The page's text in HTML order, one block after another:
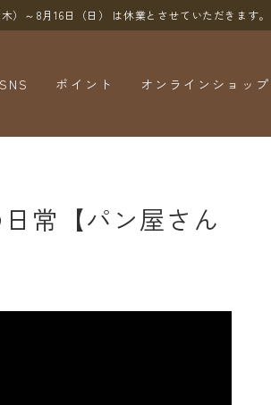
）～8月16日（日） は休業とさせていただきます。
SNS ポイント オンラインショップ
常【パン屋さん